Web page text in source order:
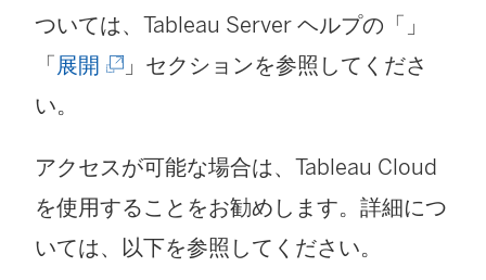
ついては、Tableau Server ヘルプの「」
「展開 (
い
ウ
ィ
」セクションを参照してくださ
い。
アクセスが可能な場合は、 Tableau Cloud
を使用することをお勧めします。詳細につ
いては、以下を参照してください。